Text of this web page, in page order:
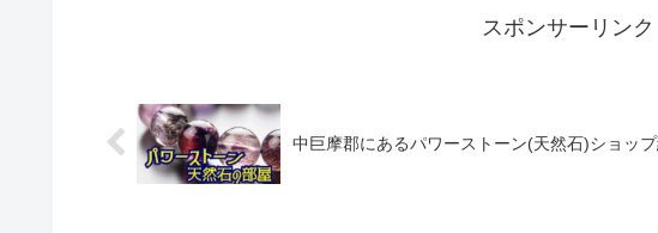
スポンサーリンク
中巨摩郡にあるパワーストーン(天然石)ショッ